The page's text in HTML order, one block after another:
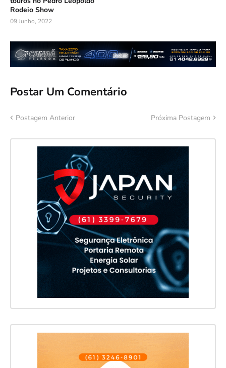
Rodeio Show
09 Junho, 2022
Postar Um Comentário
Postagem Anterior Próxima Postagem